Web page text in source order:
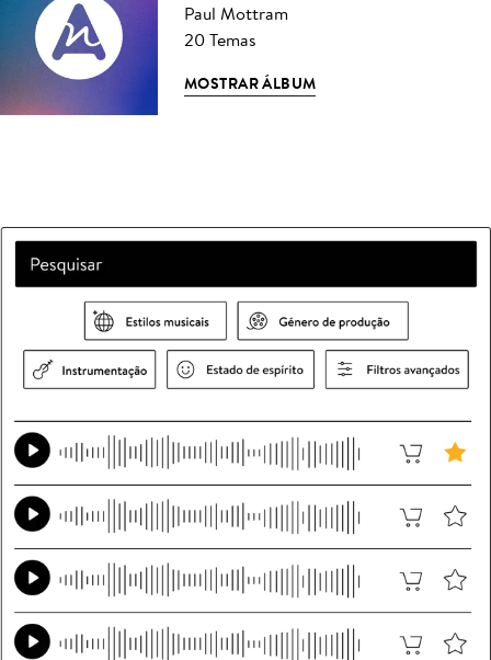
Paul Mottram
20 Temas
MOSTRAR ÁLBUM